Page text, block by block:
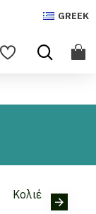
GREEK
Κολιέ